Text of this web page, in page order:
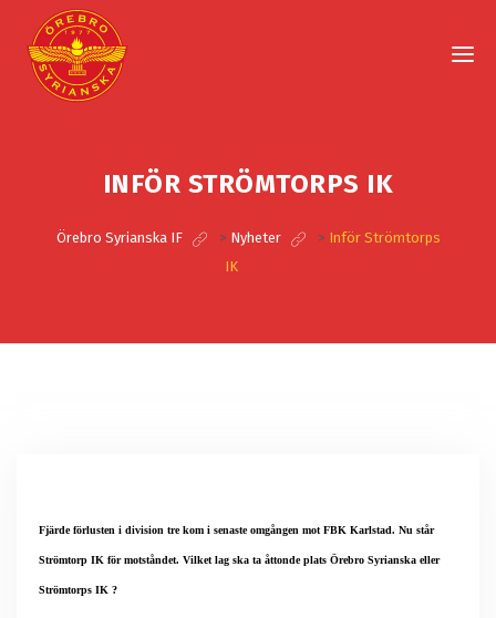
INFÖR STRÖMTORPS IK
Örebro Syrianska IF > Nyheter > Inför Strömtorps
IK
Fjärde förlusten i division tre kom i senaste omgången mot FBK Karlstad. Nu står
Strömtorp IK för motståndet. Vilket lag ska ta åttonde plats Örebro Syrianska eller
Strömtorps IK ?